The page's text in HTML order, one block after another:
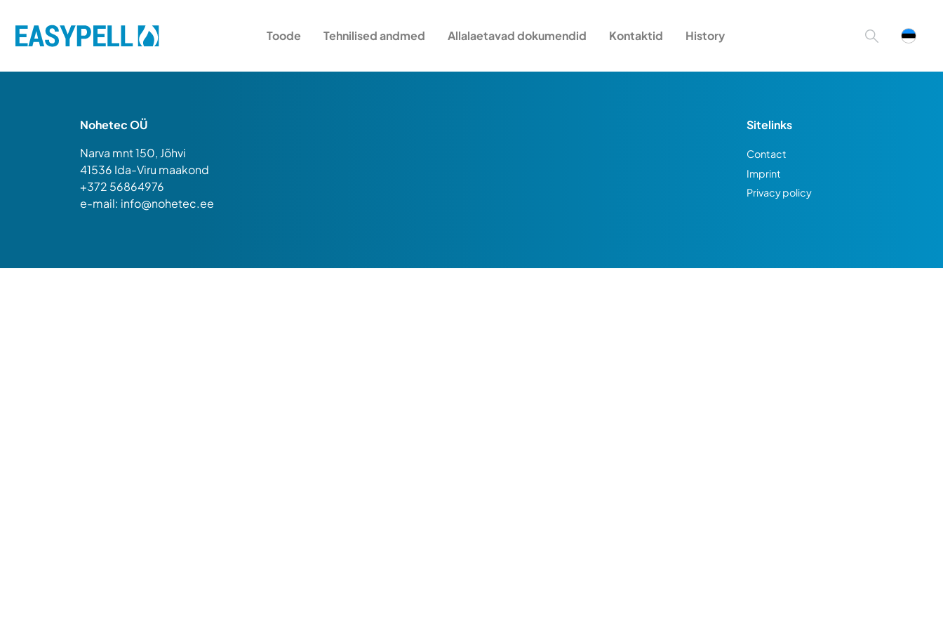
Toode Tehnilised andmed Allalaetavad dokumendid Kontaktid History
Nohetec OÜ
Narva mnt 150, Jõhvi
41536 Ida-Viru maakond
+372 56864976
e-mail: info@nohetec.ee
Sitelinks
Contact
Imprint
Privacy policy